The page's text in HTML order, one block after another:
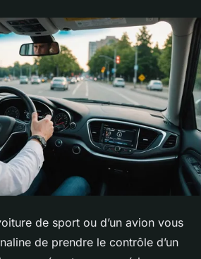
de sport ou d’un avion vous
de prendre le contrôle d’un